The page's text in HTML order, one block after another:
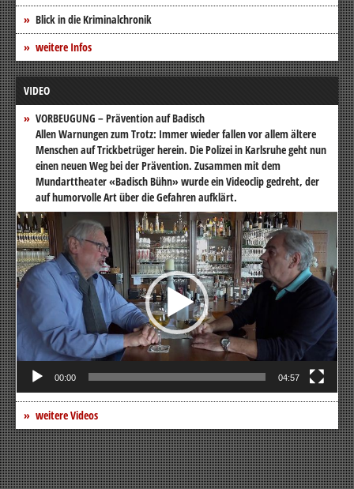
Blick in die Kriminalchronik
weitere Infos
VIDEO
VORBEUGUNG – Prävention auf Badisch
Allen Warnungen zum Trotz: Immer wieder fallen vor allem ältere
Menschen auf Trickbetrüger herein. Die Polizei in Karlsruhe geht nun
einen neuen Weg bei der Prävention. Zusammen mit dem
Mundarttheater «Badisch Bühn» wurde ein Videoclip gedreht, der
auf humorvolle Art über die Gefahren aufklärt.
Video-
Player
00:00 04:57
weitere Videos